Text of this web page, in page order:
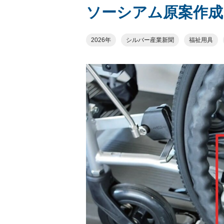
ソーシアム原案作成
2026年 シルバー産業新聞 福祉用具